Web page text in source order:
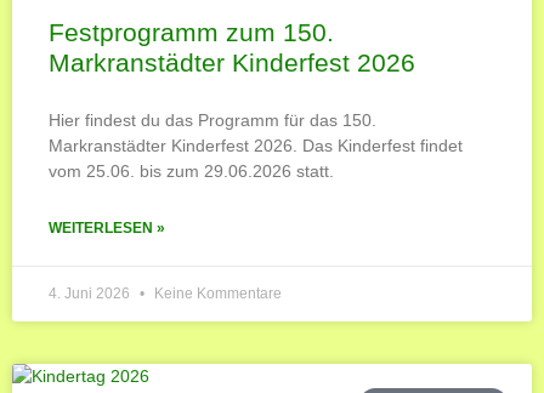
Festprogramm zum 150.
Markranstädter Kinderfest 2026
Hier findest du das Programm für das 150.
Markranstädter Kinderfest 2026. Das Kinderfest findet
vom 25.06. bis zum 29.06.2026 statt.
WEITERLESEN »
4. Juni 2026 Keine Kommentare